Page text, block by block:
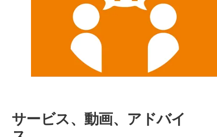
サービス、動画、アドバイ